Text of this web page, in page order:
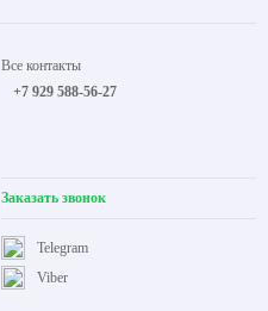
Все контакты
+7 929 588-56-27
Заказать звонок
Viber
Telegram